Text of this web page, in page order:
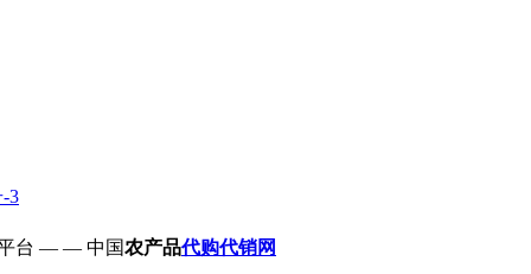
3
台 — — 中国农产品代购代销网